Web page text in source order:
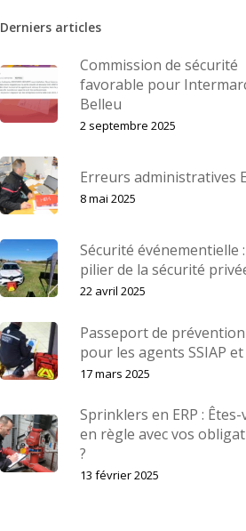
Derniers articles
Commission de sécurité
favorable pour
Belleu
2 septembre 2025
Erreurs administratives
8 mai 2025
Sécurité événementielle
pilier de la sécurité
22 avril 2025
Passeport de prévention
pour les agents SSIAP et
17 mars 2025
Sprinklers en ERP :
en règle avec vos
?
13 février 2025